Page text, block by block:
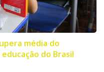
média do
do Brasil